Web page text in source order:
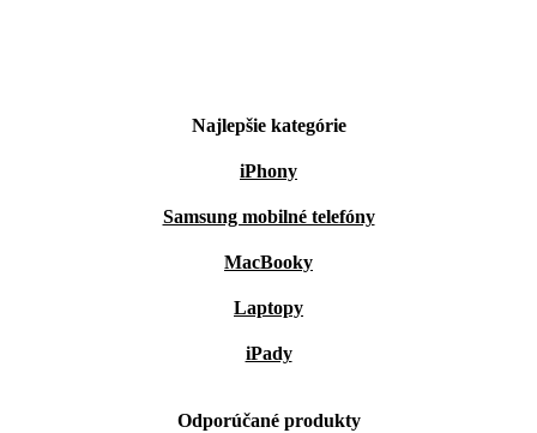
Najlepšie kategórie
iPhony
Samsung mobilné telefóny
MacBooky
Laptopy
iPady
Odporúčané produkty